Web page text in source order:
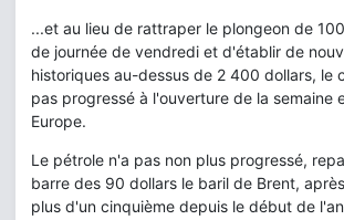
...et au lieu de rattraper le plongeon de
de journée de vendredi et d'établir de
historiques au-dessus de 2 400 dollars, le
pas progressé à l'ouverture de la semaine
Europe.
Le pétrole n'a pas non plus progressé,
barre des 90 dollars le baril de Brent,
plus d'un cinquième depuis le début de